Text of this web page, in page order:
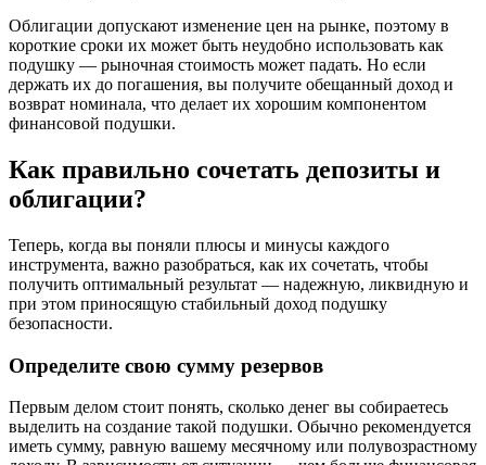
Облигации допускают изменение цен на рынке, поэтому в
короткие сроки их может быть неудобно использовать как
подушку — рыночная стоимость может падать. Но если
держать их до погашения, вы получите обещанный доход и
возврат номинала, что делает их хорошим компонентом
финансовой подушки.
Как правильно сочетать депозиты и
облигации?
Теперь, когда вы поняли плюсы и минусы каждого
инструмента, важно разобраться, как их сочетать, чтобы
получить оптимальный результат — надежную, ликвидную и
при этом приносящую стабильный доход подушку
безопасности.
Определите свою сумму резервов
Первым делом стоит понять, сколько денег вы собираетесь
выделить на создание такой подушки. Обычно рекомендуется
иметь сумму, равную вашему месячному или полувозрастному